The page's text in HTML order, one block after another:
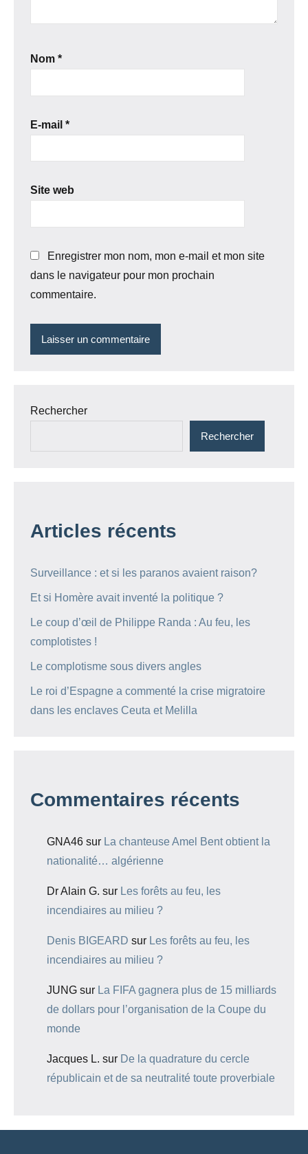
Nom *
E-mail *
Site web
Enregistrer mon nom, mon e-mail et mon site
dans le navigateur pour mon prochain
commentaire.
Rechercher
Rechercher
Articles récents
Surveillance : et si les paranos avaient raison?
Et si Homère avait inventé la politique ?
Le coup d’œil de Philippe Randa : Au feu, les
complotistes !
Le complotisme sous divers angles
Le roi d’Espagne a commenté la crise migratoire
dans les enclaves Ceuta et Melilla
Commentaires récents
GNA46 sur La chanteuse Amel Bent obtient la
nationalité… algérienne
Dr Alain G. sur Les forêts au feu, les
incendiaires au milieu ?
Denis BIGEARD sur Les forêts au feu, les
incendiaires au milieu ?
JUNG sur La FIFA gagnera plus de 15 milliards
de dollars pour l’organisation de la Coupe du
monde
Jacques L. sur De la quadrature du cercle
républicain et de sa neutralité toute proverbiale